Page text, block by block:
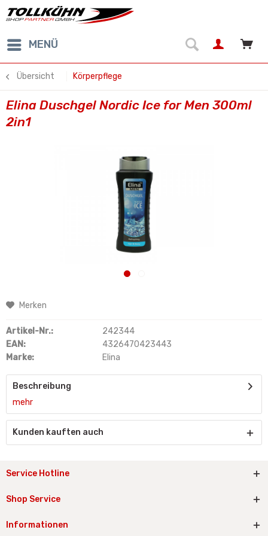
MENÜ
Übersicht Körperpflege
Elina Duschgel Nordic Ice for Men 300ml
2in1
Merken
Artikel-Nr.:
242344
EAN:
4326470423443
Marke:
Elina
Beschreibung
mehr
Kunden kauften auch
Service Hotline
Shop Service
Informationen